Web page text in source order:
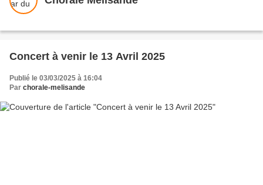
Concert à venir le 13 Avril 2025
Publié le 03/03/2025 à 16:04
Par chorale-melisande